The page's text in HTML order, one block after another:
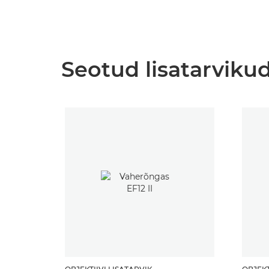
Seotud